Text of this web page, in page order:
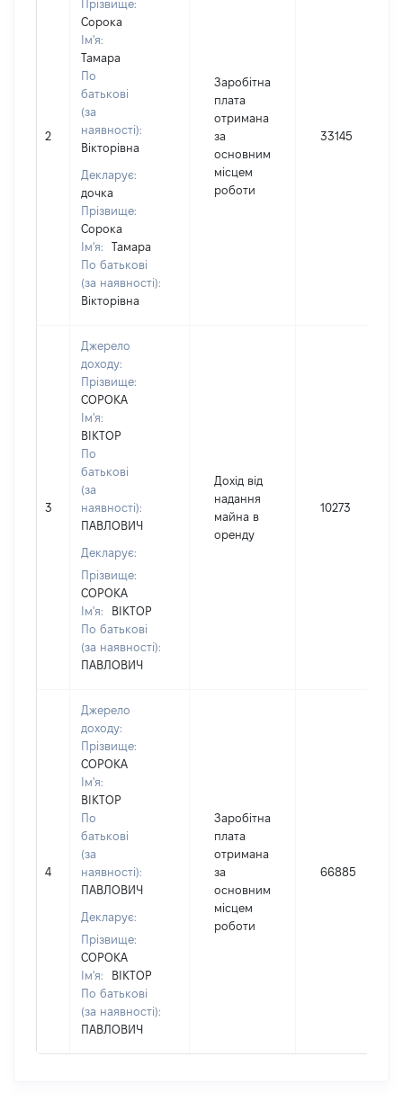
2
Прізвище:
Сорока
Ім'я:
Тамара
По
батькові
(за
наявності):
Вікторівна
Декларує:
дочка
Прізвище:
Сорока
Ім'я:
Тамара
По батькові
(за наявності):
Вікторівна
Заробітна
плата
отримана
за
основним
місцем
роботи
33145
3
Джерело
доходу:
Прізвище:
СОРОКА
Ім'я:
ВІКТОР
По
батькові
(за
наявності):
ПАВЛОВИЧ
Декларує:
Прізвище:
СОРОКА
Ім'я:
ВІКТОР
По батькові
(за наявності):
ПАВЛОВИЧ
Дохід від
надання
майна в
оренду
10273
4
Джерело
доходу:
Прізвище:
СОРОКА
Ім'я:
ВІКТОР
По
батькові
(за
наявності):
ПАВЛОВИЧ
Декларує:
Прізвище:
СОРОКА
Ім'я:
ВІКТОР
По батькові
(за наявності):
ПАВЛОВИЧ
Заробітна
плата
отримана
за
основним
місцем
роботи
66885